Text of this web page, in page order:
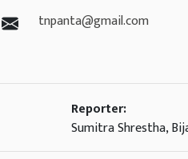
tnpanta@gmail.com
Reporter:
Sumitra Shrestha,